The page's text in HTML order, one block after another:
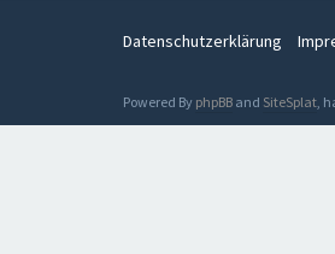
Datenschutzerklärung
Powered By phpBB and SiteSplat,